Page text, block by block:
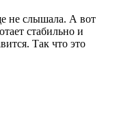
не слышала. А вот
стабильно и
Так что это